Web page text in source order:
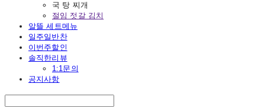
국 탕 찌개
절임 젓갈 김치
알뜰 세트메뉴
일주일반찬
이번주할인
솔직한리뷰
1:1문의
공지사항